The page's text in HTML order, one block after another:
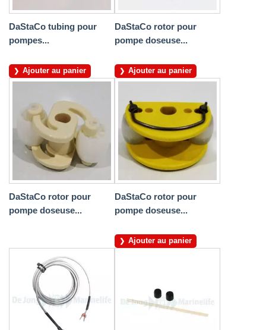
DaStaCo tubing pour
pompes...
Ajouter au panier
DaStaCo rotor pour
pompe doseuse...
Ajouter au panier
DaStaCo rotor pour
pompe doseuse...
DaStaCo rotor pour
pompe doseuse...
Ajouter au panier